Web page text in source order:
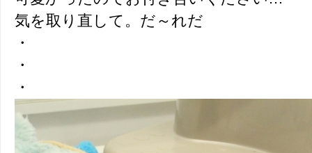
気を取り直して。だ～れだ
・
・
・